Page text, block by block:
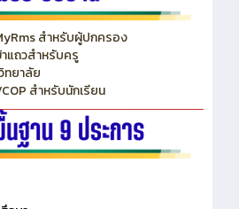
สำหรับผู้ปกครอง
าแถวสำหรับครู
ทยาลัย
สำหรับนักเรียน